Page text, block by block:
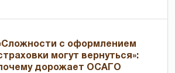
с оформлением
могут вернуться»:
дорожает ОСАГО